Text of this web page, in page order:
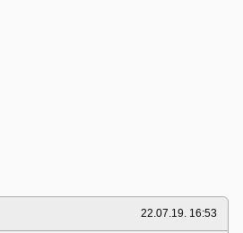
22.07.19. 16:53